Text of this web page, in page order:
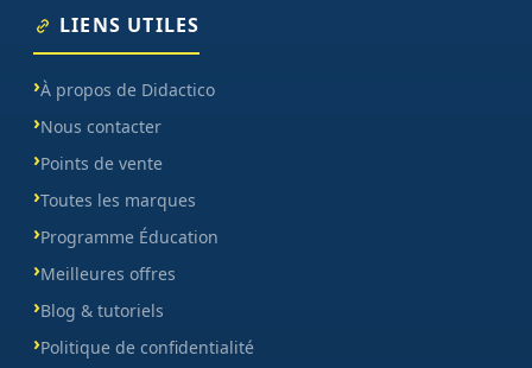
LIENS UTILES
À propos de Didactico
Nous contacter
Points de vente
Toutes les marques
Programme Éducation
Meilleures offres
Blog & tutoriels
Politique de confidentialité